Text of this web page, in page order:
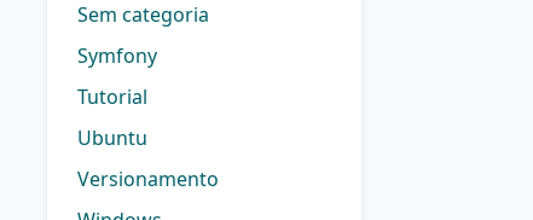
Sem categoria
Symfony
Tutorial
Ubuntu
Versionamento